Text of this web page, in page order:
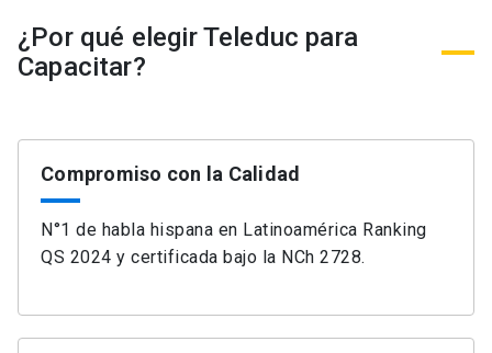
¿Por qué elegir Teleduc para
Capacitar?
Compromiso con la Calidad
N°1 de habla hispana en Latinoamérica Ranking
QS 2024 y certificada bajo la NCh 2728.